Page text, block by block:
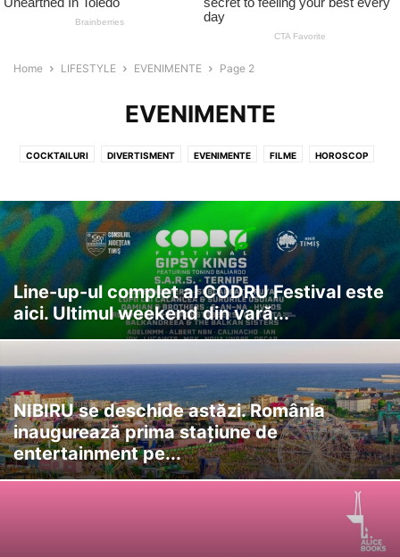
Home LIFESTYLE EVENIMENTE Page 2
EVENIMENTE
COCKTAILURI DIVERTISMENT EVENIMENTE FILME HOROSCOP
Line-up-ul complet al CODRU Festival este
aici. Ultimul weekend din vară...
NIBIRU se deschide astăzi. România
inaugurează prima stațiune de
entertainment pe...